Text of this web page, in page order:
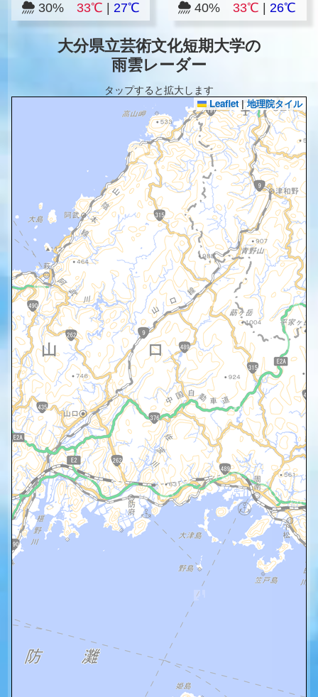
30% 33℃ 27℃ 40%33℃ |26℃
大分県立芸術文化短期大学の
雨雲レーダー
タップすると拡大します
Leaflet | 地理院タイル